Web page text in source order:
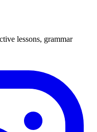
lessons, grammar